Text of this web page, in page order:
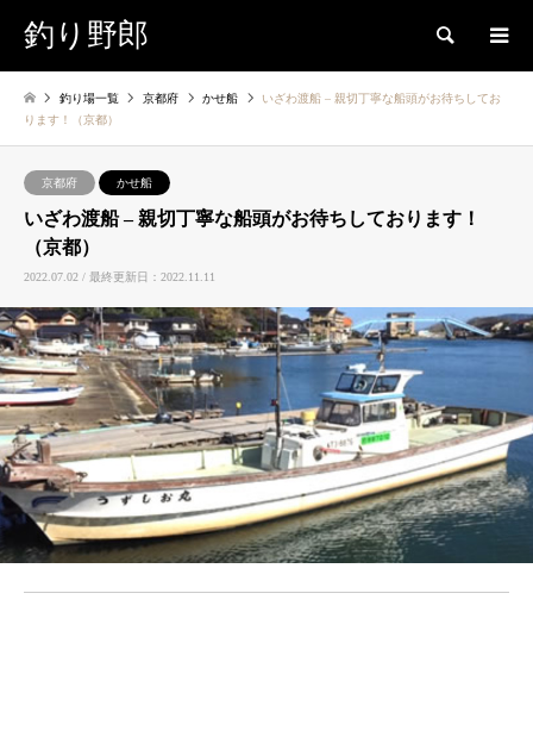
釣り野郎 検索
釣り場一覧 京都府 かせ船
いざわ渡船 – 親切丁寧な船頭がお待ちしてお
ります！（京都）
京都府 かせ船
いざわ渡船 – 親切丁寧な船頭がお待ちしております！
（京都）
2022.07.02 / 最終更新日：2022.11.11